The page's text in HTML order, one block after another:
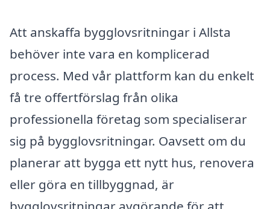
Att anskaffa bygglovsritningar i Allsta
behöver inte vara en komplicerad
process. Med vår plattform kan du enkelt
få tre offertförslag från olika
professionella företag som specialiserar
sig på bygglovsritningar. Oavsett om du
planerar att bygga ett nytt hus, renovera
eller göra en tillbyggnad, är